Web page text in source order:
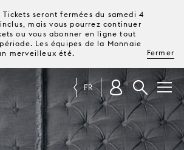
Tickets seront fermées du samedi 4
mais vous pourrez continuer
ou vous abonner en ligne tout
Les équipes de la Monnaie
merveilleux été.
Fermer
PROGRAMME
FR